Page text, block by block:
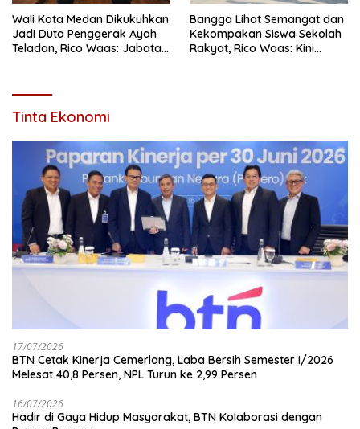
Wali Kota Medan Dikukuhkan
Jadi Duta Penggerak Ayah
Teladan, Rico Waas: Jabatan
Bangga Lihat Semangat dan
Kekompakan Siswa Sekolah
Rakyat, Rico Waas: Kini
Tinta Ekonomi
17/07/2026
BTN Cetak Kinerja Cemerlang, Laba Bersih Semester I/2026
Melesat 40,8 Persen, NPL Turun ke 2,99 Persen
16/07/2026
Hadir di Gaya Hidup Masyarakat, BTN Kolaborasi dengan